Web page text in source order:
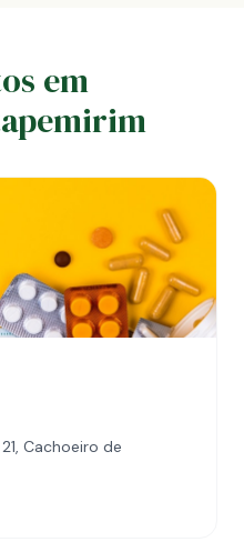
em
Cachoeiro de